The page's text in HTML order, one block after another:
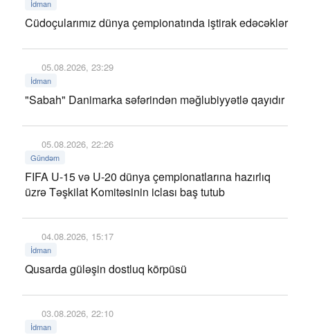
İdman
Cüdoçularımız dünya çempionatında iştirak edəcəklər
05.08.2026, 23:29
İdman
"Sabah" Danimarka səfərindən məğlubiyyətlə qayıdır
05.08.2026, 22:26
Gündəm
FIFA U-15 və U-20 dünya çempionatlarına hazırlıq
üzrə Təşkilat Komitəsinin iclası baş tutub
04.08.2026, 15:17
İdman
Qusarda güləşin dostluq körpüsü
03.08.2026, 22:10
İdman